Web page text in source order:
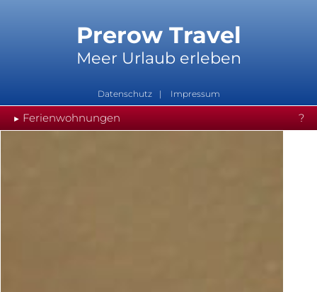
Prerow Travel
Meer Urlaub erleben
Datenschutz Impressum
?
Ferienwohnungen